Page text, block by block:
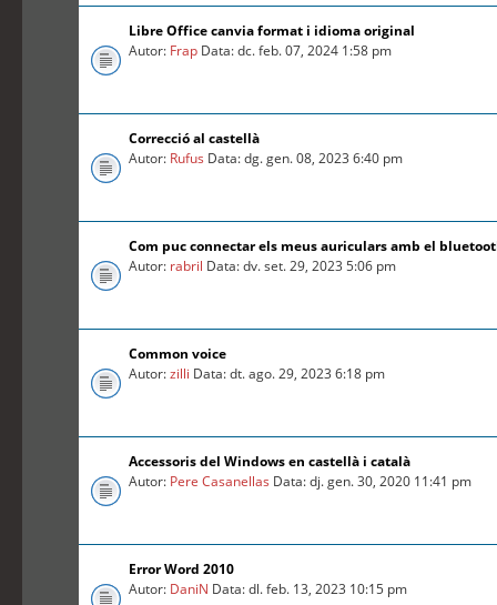
Libre Office canvia format i idioma original
Autor: Frap Data: dc. feb. 07, 2024 1:58 pm
Correcció al castellà
Autor: Rufus Data: dg. gen. 08, 2023 6:40 pm
Com puc connectar els meus auriculars amb el
Autor: rabril Data: dv. set. 29, 2023 5:06 pm
Common voice
Autor:zilli Data: dt. ago. 29, 2023 6:18 pm
Accessoris del Windows en castellà i català
Autor: Pere Casanellas Data: dj. gen. 30, 2020 11:41 pm
Error Word 2010
Autor: DaniN Data: dl. feb. 13, 2023 10:15 pm